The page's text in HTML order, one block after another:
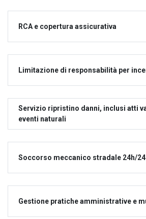
RCA e copertura assicurativa
Limitazione di responsabilità per
Servizio ripristino danni, inclusi atti
eventi naturali
Soccorso meccanico stradale 24h/24
Gestione pratiche amministrative e